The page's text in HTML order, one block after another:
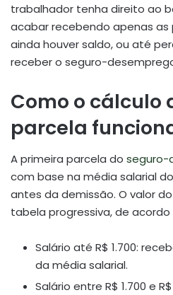
trabalhador tenha direito ao
acabar recebendo apenas as
ainda houver saldo, ou até
receber o seguro-
Como o cálculo
parcela
A primeira parcela do seguro-
com base na média salarial
antes da demissão. O valor
tabela progressiva, de
Salário até R$ 1.700:
da média salarial.
Salário entre R$ 1.700 e